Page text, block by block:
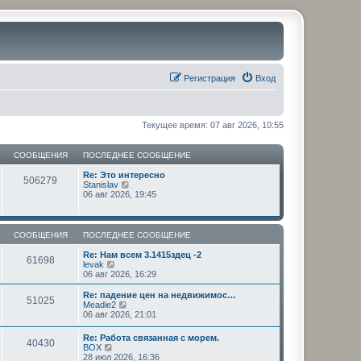
Вход
Регистрация
Текущее время: 07 авг 2026, 10:55
СООБЩЕНИЯ ПОСЛЕДНЕЕ СООБЩЕНИЕ
506279
Re: Это интересно
Stanislav
й
т
к
п
с
е
н
е
м
с
06 авг 2026, 19:45
СООБЩЕНИЯ ПОСЛЕДНЕЕ СООБЩЕНИЕ
61698
Re: Нам всем 3.1415здец -2
levak
е
р
е
й
т
п
06 авг 2026, 16:29
51025
Re: падение цен на недвижимос…
Meadie2
е
й
т
06 авг 2026, 21:01
40430
Re: Работа связанная с морем.
BOX
е
28 июл 2026, 16:36